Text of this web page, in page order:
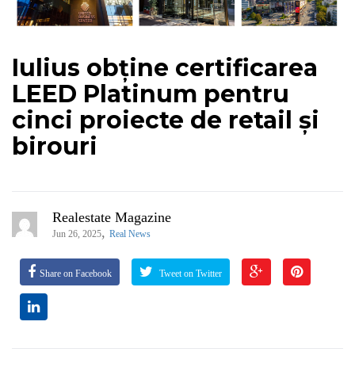
Iulius obține certificarea
LEED Platinum pentru
cinci proiecte de retail și
birouri
Realestate Magazine
Jun 26, 2025, Real News
Share on Facebook Tweet on Twitter